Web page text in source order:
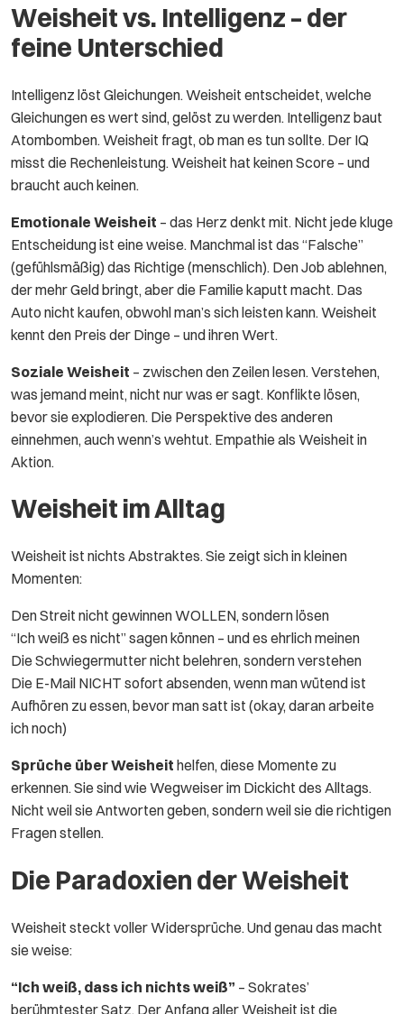
Weisheit vs. Intelligenz – der
feine Unterschied
Intelligenz löst Gleichungen. Weisheit entscheidet, welche
Gleichungen es wert sind, gelöst zu werden. Intelligenz baut
Atombomben. Weisheit fragt, ob man es tun sollte. Der IQ
misst die Rechenleistung. Weisheit hat keinen Score – und
braucht auch keinen.
Emotionale Weisheit – das Herz denkt mit. Nicht jede kluge
Entscheidung ist eine weise. Manchmal ist das “Falsche”
(gefühlsmäßig) das Richtige (menschlich). Den Job ablehnen,
der mehr Geld bringt, aber die Familie kaputt macht. Das
Auto nicht kaufen, obwohl man’s sich leisten kann. Weisheit
kennt den Preis der Dinge – und ihren Wert.
Soziale Weisheit – zwischen den Zeilen lesen. Verstehen,
was jemand meint, nicht nur was er sagt. Konflikte lösen,
bevor sie explodieren. Die Perspektive des anderen
einnehmen, auch wenn’s wehtut. Empathie als Weisheit in
Aktion.
Weisheit im Alltag
Weisheit ist nichts Abstraktes. Sie zeigt sich in kleinen
Momenten:
Den Streit nicht gewinnen WOLLEN, sondern lösen
“Ich weiß es nicht” sagen können – und es ehrlich meinen
Die Schwiegermutter nicht belehren, sondern verstehen
Die E-Mail NICHT sofort absenden, wenn man wütend ist
Aufhören zu essen, bevor man satt ist (okay, daran arbeite
ich noch)
Sprüche über Weisheit helfen, diese Momente zu
erkennen. Sie sind wie Wegweiser im Dickicht des Alltags.
Nicht weil sie Antworten geben, sondern weil sie die richtigen
Fragen stellen.
Die Paradoxien der Weisheit
Weisheit steckt voller Widersprüche. Und genau das macht
sie weise:
“Ich weiß, dass ich nichts weiß” – Sokrates’
berühmtester Satz. Der Anfang aller Weisheit ist die